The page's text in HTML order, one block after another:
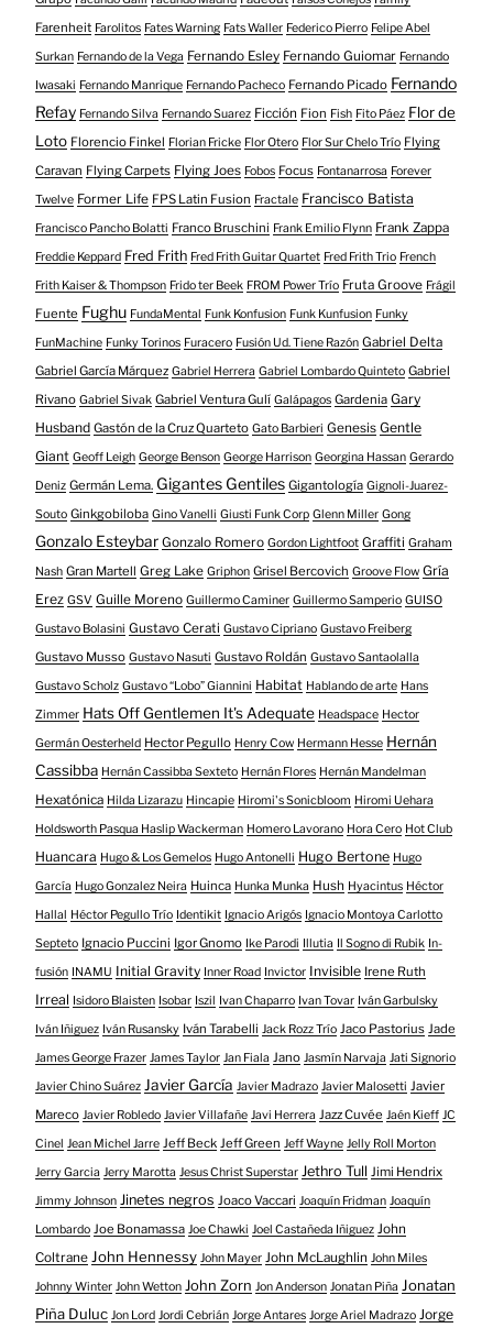
Farenheit Farolitos Fates Warning Fats Waller Federico Pierro Felipe Abel
Surkan Fernando de la Vega Fernando Esley Fernando Guiomar Fernando
Iwasaki Fernando Manrique Fernando Pacheco Fernando Picado Fernando
Refay Fernando Silva Fernando Suarez Ficción Fion Fish Fito Páez Flor de
Loto Florencio Finkel Florian Fricke Flor Otero Flor Sur Chelo Trío Flying
Caravan Flying Carpets Flying Joes Fobos Focus Fontanarrosa Forever
Twelve Former Life FPS Latin Fusion Fractale Francisco Batista
Francisco Pancho Bolatti Franco Bruschini Frank Emilio Flynn Frank Zappa
Freddie Keppard Fred Frith Fred Frith Guitar Quartet Fred Frith Trio French
Frith Kaiser & Thompson Frido ter Beek FROM Power Trío Fruta Groove Frágil
Fuente Fughu FundaMental Funk Konfusion Funk Kunfusion Funky
FunMachine Funky Torinos Furacero Fusión Ud. Tiene Razón Gabriel Delta
Gabriel García Márquez Gabriel Herrera Gabriel Lombardo Quinteto Gabriel
Rivano Gabriel Sivak Gabriel Ventura Gulí Galápagos Gardenia Gary
Husband Gastón de la Cruz Quarteto Gato Barbieri Genesis Gentle
Giant Geoff Leigh George Benson George Harrison Georgina Hassan Gerardo
Deniz Germán Lema. Gigantes Gentiles Gigantología Gignoli-Juarez-
Souto Ginkgobiloba Gino Vanelli Giusti Funk Corp Glenn Miller Gong
Gonzalo Esteybar Gonzalo Romero Gordon Lightfoot Graffiti Graham
Nash Gran Martell Greg Lake Griphon Grisel Bercovich Groove Flow Gría
Erez GSV Guille Moreno Guillermo Caminer Guillermo Samperio GUISO
Gustavo Bolasini Gustavo Cerati Gustavo Cipriano Gustavo Freiberg
Gustavo Musso Gustavo Nasuti Gustavo Roldán Gustavo Santaolalla
Gustavo Scholz Gustavo “Lobo” Giannini Habitat Hablando de arte Hans
Zimmer Hats Off Gentlemen It's Adequate Headspace Hector
Germán Oesterheld Hector Pegullo Henry Cow Hermann Hesse Hernán
Cassibba Hernán Cassibba Sexteto Hernán Flores Hernán Mandelman
Hexatónica Hilda Lizarazu Hincapie Hiromi's Sonicbloom Hiromi Uehara
Holdsworth Pasqua Haslip Wackerman Homero Lavorano Hora Cero Hot Club
Huancara Hugo & Los Gemelos Hugo Antonelli Hugo Bertone Hugo
García Hugo Gonzalez Neira Huinca Hunka Munka Hush Hyacintus Héctor
Hallal Héctor Pegullo Trío Identikit Ignacio Arigós Ignacio Montoya Carlotto
Septeto Ignacio Puccini Igor Gnomo Ike Parodi Illutia Il Sogno di Rubik In-
fusión INAMU Initial Gravity Inner Road Invictor Invisible Irene Ruth
Irreal Isidoro Blaisten Isobar Iszil Ivan Chaparro Ivan Tovar Iván Garbulsky
Iván Iñiguez Iván Rusansky Iván Tarabelli Jack Rozz Trío Jaco Pastorius Jade
James George Frazer James Taylor Jan Fiala Jano Jasmín Narvaja Jati Signorio
Javier Chino Suárez Javier García Javier Madrazo Javier Malosetti Javier
Mareco Javier Robledo Javier Villafañe Javi Herrera Jazz Cuvée Jaén Kieff JC
Cinel Jean Michel Jarre Jeff Beck Jeff Green Jeff Wayne Jelly Roll Morton
Jerry Garcia Jerry Marotta Jesus Christ Superstar Jethro Tull Jimi Hendrix
Jimmy Johnson Jinetes negros Joaco Vaccari Joaquín Fridman Joaquín
Lombardo Joe Bonamassa Joe Chawki Joel Castañeda Iñiguez John
Coltrane John Hennessy John Mayer John McLaughlin John Miles
Johnny Winter John Wetton John Zorn Jon Anderson Jonatan Piña Jonatan
Piña Duluc Jon Lord Jordi Cebrián Jorge Antares Jorge Ariel Madrazo Jorge